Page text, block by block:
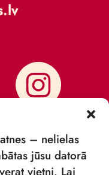
– nelielas
jūsu datorā
vietni. Lai